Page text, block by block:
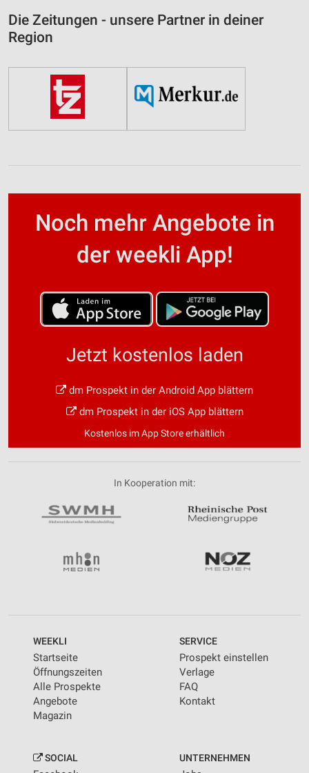
Die Zeitungen - unsere Partner in deiner
Region
Noch mehr Angebote in
der weekli App!
Jetzt kostenlos laden
dm Prospekt in der Android App blättern
dm Prospekt in der iOS App blättern
Kostenlos im App Store erhältlich
In Kooperation mit:
WEEKLI
Startseite
Öffnungszeiten
Alle Prospekte
Angebote
Magazin
SERVICE
Prospekt einstellen
Verlage
FAQ
Kontakt
SOCIAL UNTERNEHMEN